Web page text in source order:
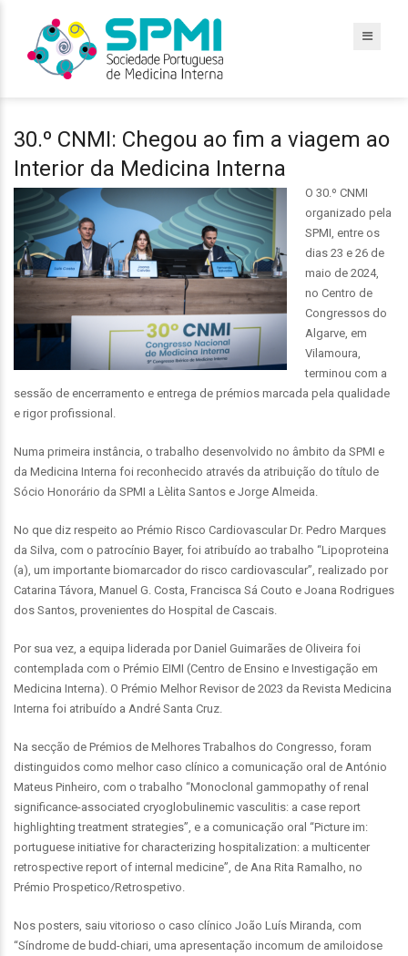
30.º CNMI: Chegou ao fim a viagem ao
Interior da Medicina Interna
O 30.º CNMI
organizado pela
SPMI, entre os
dias 23 e 26 de
maio de 2024,
no Centro de
Congressos do
Algarve, em
Vilamoura,
terminou com a
sessão de encerramento e entrega de prémios marcada pela qualidade
e rigor profissional.
Numa primeira instância, o trabalho desenvolvido no âmbito da SPMI e
da Medicina Interna foi reconhecido através da atribuição do título de
Sócio Honorário da SPMI a Lèlita Santos e Jorge Almeida.
No que diz respeito ao Prémio Risco Cardiovascular Dr. Pedro Marques
da Silva, com o patrocínio Bayer, foi atribuído ao trabalho “Lipoproteina
(a), um importante biomarcador do risco cardiovascular”, realizado por
Catarina Távora, Manuel G. Costa, Francisca Sá Couto e Joana Rodrigues
dos Santos, provenientes do Hospital de Cascais.
Por sua vez, a equipa liderada por Daniel Guimarães de Oliveira foi
contemplada com o Prémio EIMI (Centro de Ensino e Investigação em
Medicina Interna). O Prémio Melhor Revisor de 2023 da Revista Medicina
Interna foi atribuído a André Santa Cruz.
Na secção de Prémios de Melhores Trabalhos do Congresso, foram
distinguidos como melhor caso clínico a comunicação oral de António
Mateus Pinheiro, com o trabalho “Monoclonal gammopathy of renal
significance-associated cryoglobulinemic vasculitis: a case report
highlighting treatment strategies”, e a comunicação oral “Picture im:
portuguese initiative for characterizing hospitalization: a multicenter
retrospective report of internal medicine”, de Ana Rita Ramalho, no
Prémio Prospetico/Retrospetivo.
Nos posters, saiu vitorioso o caso clínico João Luís Miranda, com
“Síndrome de budd-chiari, uma apresentação incomum de amiloidose